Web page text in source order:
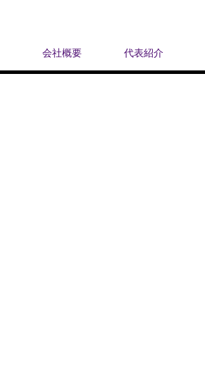
会社概要 代表紹介